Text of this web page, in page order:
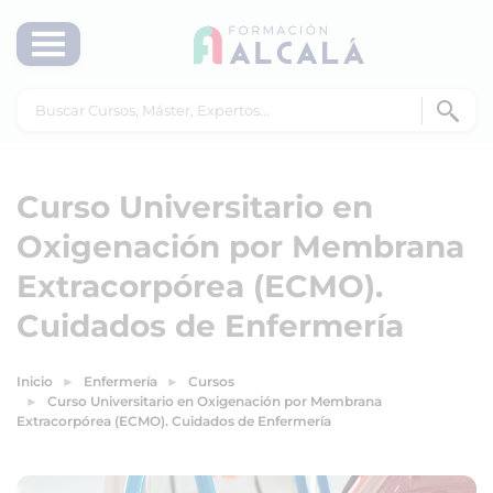
Curso Universitario en
Oxigenación por Membrana
Extracorpórea (ECMO).
Cuidados de Enfermería
Inicio Enfermería
Cursos
Curso Universitario en Oxigenación por Membrana
Extracorpórea (ECMO). Cuidados de Enfermería